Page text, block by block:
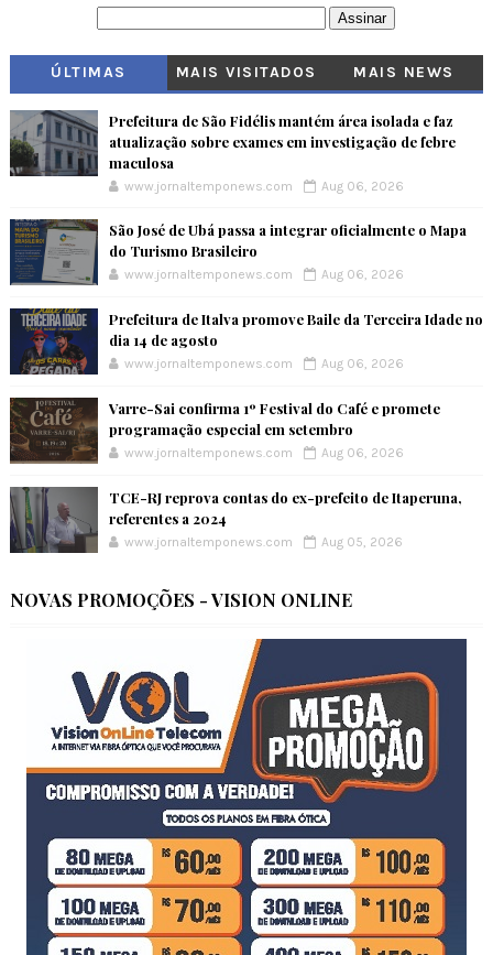
ÚLTIMAS MAIS VISITADOS MAIS NEWS
Prefeitura de São Fidélis mantém área isolada e faz
atualização sobre exames em investigação de febre
maculosa
www.jornaltemponews.com Aug 06, 2026
São José de Ubá passa a integrar oficialmente o Mapa
do Turismo Brasileiro
www.jornaltemponews.com Aug 06, 2026
Prefeitura de Italva promove Baile da Terceira Idade no
dia 14 de agosto
www.jornaltemponews.com Aug 06, 2026
Varre-Sai confirma 1º Festival do Café e promete
programação especial em setembro
www.jornaltemponews.com Aug 06, 2026
TCE-RJ reprova contas do ex-prefeito de Itaperuna,
referentes a 2024
www.jornaltemponews.com Aug 05, 2026
NOVAS PROMOÇÕES - VISION ONLINE